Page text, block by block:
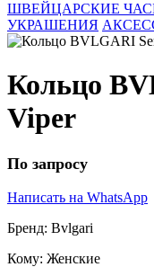
ШВЕЙЦАРСКИЕ
УКРАШЕНИЯ
Кольцо
Viper
По запросу
Написать на WhatsApp
Бренд: Bvlgari
Кому: Женские